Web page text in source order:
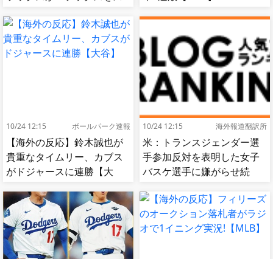
10/24 12:15 ボールパーク速報
【海外の反応】鈴木誠也が
貴重なタイムリー、カブス
がドジャースに連勝【大
10/24 12:15 海外報道翻訳所
米：トランスジェンダー選
手参加反対を表明した女子
バスケ選手に嫌がらせ続
肘鉄を顔面に食らう[海外の
反応]